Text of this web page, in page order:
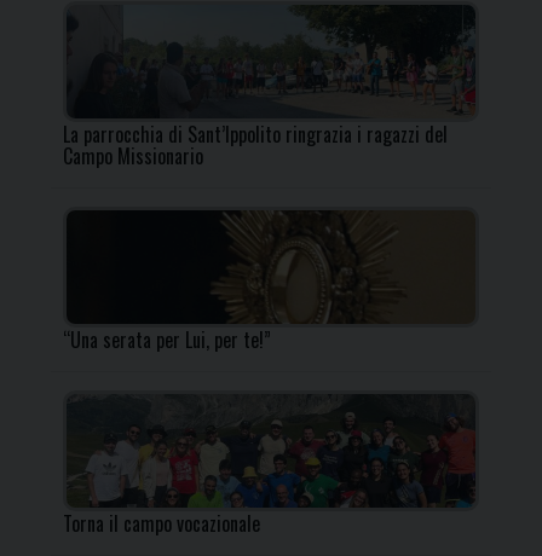
La parrocchia di Sant’Ippolito ringrazia i ragazzi del
Campo Missionario
“Una serata per Lui, per te!”
Torna il campo vocazionale